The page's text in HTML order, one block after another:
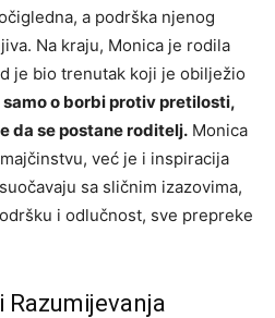
a podrška njenog
Na kraju, Monica je rodila
je bio trenutak koji je obilježio
samo o borbi protiv pretilosti,
da se postane roditelj. Monica
već je i inspiracija
sa sličnim izazovima,
i odlučnost, sve prepreke